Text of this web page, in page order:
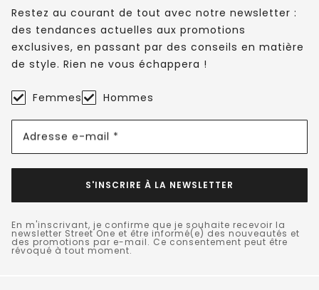
Restez au courant de tout avec notre newsletter :
des tendances actuelles aux promotions
exclusives, en passant par des conseils en matière
de style. Rien ne vous échappera !
Femmes Hommes
Adresse e-mail *
S'INSCRIRE À LA NEWSLETTER
En m'inscrivant, je confirme que je souhaite recevoir la
newsletter Street One et être informé(e) des nouveautés et
des promotions par e-mail. Ce consentement peut être
révoqué à tout moment.